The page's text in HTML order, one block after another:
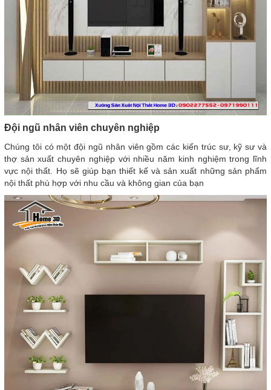
Đội ngũ nhân viên chuyên nghiệp
Chúng tôi có một đội ngũ nhân viên gồm các kiến trúc sư, kỹ sư và
thợ sản xuất chuyên nghiệp với nhiều năm kinh nghiệm trong lĩnh
vực nội thất. Họ sẽ giúp bạn thiết kế và sản xuất những sản phẩm
nội thất phù hợp với nhu cầu và không gian của bạn